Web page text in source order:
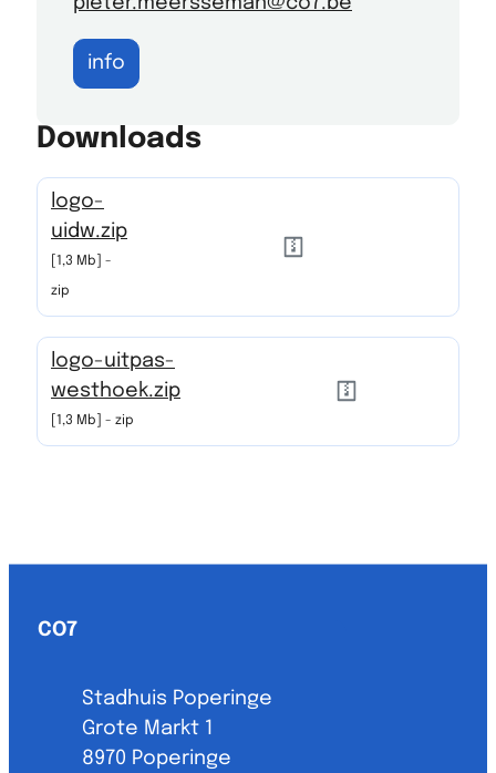
info
Downloads
logo-
uidw.zip
1,3 Mb
zip
logo-uitpas-
westhoek.zip
1,3 Mb zip
Contact & openingsuren
CO7
AdresStadhuis Poperinge
Grote Markt 1
,8970 Poperinge